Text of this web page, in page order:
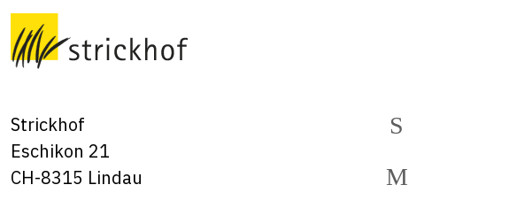
Strickhof
Eschikon 21
CH-8315 Lindau